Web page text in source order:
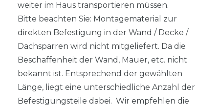
weiter im Haus transportieren müssen.
Bitte beachten Sie: Montagematerial zur
direkten Befestigung in der Wand / Decke /
Dachsparren wird nicht mitgeliefert. Da die
Beschaffenheit der Wand, Mauer, etc. nicht
bekannt ist. Entsprechend der gewählten
Länge, liegt eine unterschiedliche Anzahl der
Befestigungsteile dabei. Wir empfehlen die